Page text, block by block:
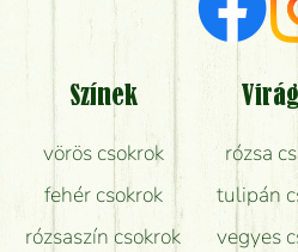
Milyen visszajelzést
Tényleg azt kapom,
Mit kell tudni a
Hogy marad a lehető
Tudok adventi koszorút
Színek
vörös csokrok
fehér csokrok
rózsaszín csokrok
rózsa
tulipán
vegyes